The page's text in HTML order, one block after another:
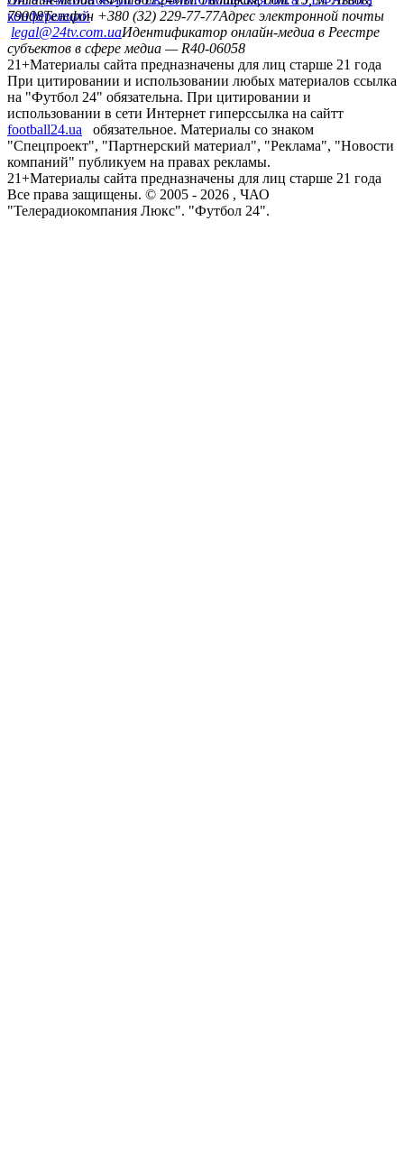
конференций
79008Телефон +380 (32) 229-77-77Адрес электронной почты
legal@24tv.com.uaИдентификатор онлайн-медиа в Реестре
субъектов в сфере медиа — R40-06058
21+Материалы сайта предназначены для лиц старше 21 года
При цитировании и использовании любых материалов ссылка
на "Футбол 24" обязательна. При цитировании и
использовании в сети Интернет гиперссылка на сайтт
football24.ua
обязательное. Материалы со знаком
"Спецпроект", "Партнерский материал", "Реклама", "Новости
компаний" публикуем на правах рекламы.
21+Материалы сайта предназначены для лиц старше 21 года
Все права защищены. © 2005 - 2026 , ЧАО
"Телерадиокомпания Люкс". "Футбол 24".